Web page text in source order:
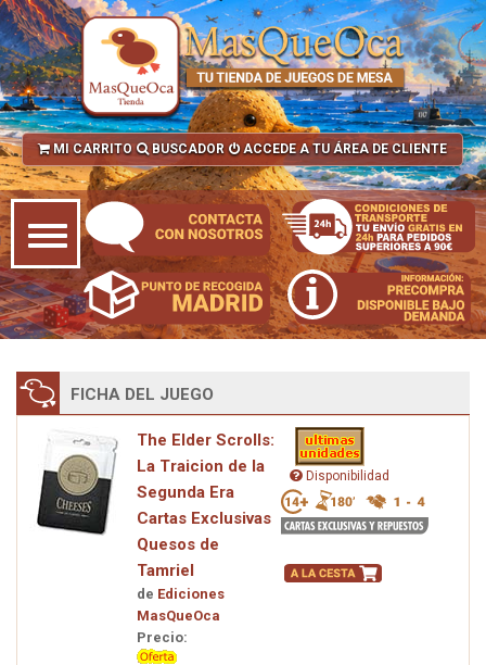
MI CARRITO BUSCADOR ACCEDE A TU ÁREA DE CLIENTE
FICHA DEL JUEGO
The Elder Scrolls:
La Traicion de la
Segunda Era
Cartas Exclusivas
Quesos de
Tamriel
de Ediciones
MasQueOca
Precio:
Disponibilidad